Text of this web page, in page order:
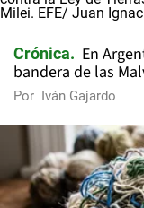
Crónica
En
bandera de las
Por Iván Gajardo